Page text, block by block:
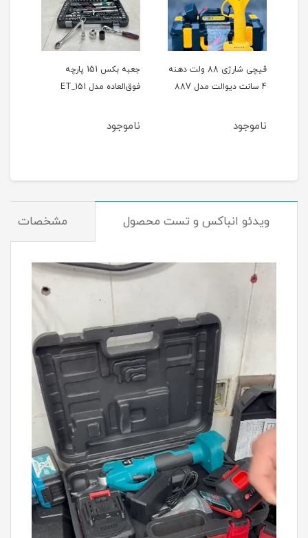
قیچی شارژی 88 ولت دهنه
4 سانت دیوالت مدل 88V
ناموجود
جعبه بکس 151 پارچه
فوق‌العاده مدل ET_151
ناموجود
ویدئو انباکس و تست محصول مشخصات